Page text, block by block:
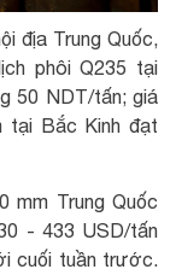
địa Trung Quốc,
phôi Q235 tại
50 NDT/tấn; giá
tại Bắc Kinh đạt
mm Trung Quốc
- 433 USD/tấn
cuối tuần trước.